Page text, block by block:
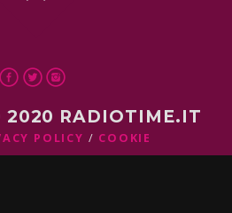
2020 RADIOTIME.IT
POLICY COOKIE